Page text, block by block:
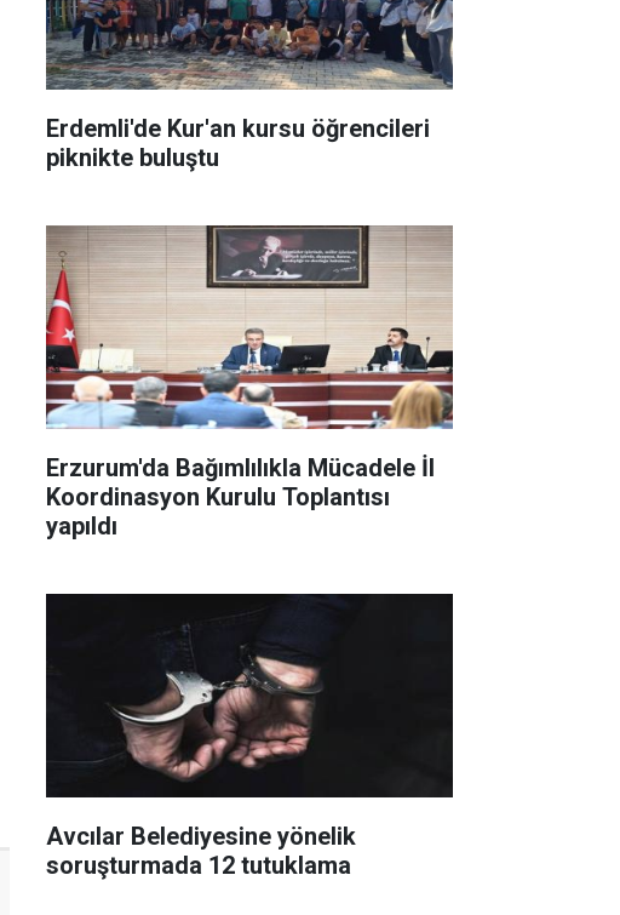
Erdemli'de Kur'an kursu öğrencileri
piknikte buluştu
Erzurum'da Bağımlılıkla Mücadele İl
Koordinasyon Kurulu Toplantısı
yapıldı
Avcılar Belediyesine yönelik
soruşturmada 12 tutuklama